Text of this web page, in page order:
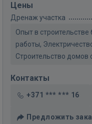
Цены
Дренаж участка
Опыт в строительстве
работы,
Строительство домов
Контакты
+371 *** *** 16
Предложить